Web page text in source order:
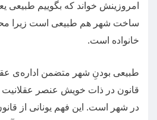
امروزینش خواند که بگوییم طبیعی
ساخت شهر هم طبیعی است زیرا
خانواده است.
طبیعی بودنِ شهر متضمن اداره‌ی
قانون در ذات خویش عنصر عقلانیت
در شهر است. این فهم یونانی از